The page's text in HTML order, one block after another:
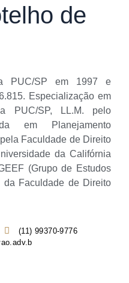
de
PUC/SP em 1997 e
Especialização em
PUC/SP, LL.M. pelo
em Planejamento
Faculdade de Direito
da Califórnia
(Grupo de Estudos
da Faculdade de Direito
(11) 99370-9776